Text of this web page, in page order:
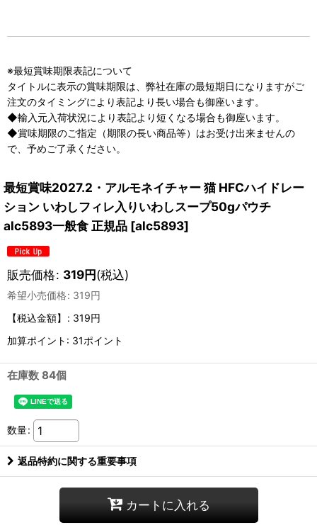
※最短賞味期限表記について
タイトルに表示の賞味期限は、弊社在庫の最短期日になりますがご
注文のタイミングにより表記より長い場合も御座います。
◆輸入元入荷状況により表記より短くなる場合も御座います。
◆賞味期限のご指定（期限の長い商品等）はお受け出来ませんの
で、予めご了承ください。
最短賞味2027.2・アルモネイチャー 猫 HFCハイドレー
ション いわしフィレ入りいわしスープ50gパウチ
alc5893一般食 正規品 [alc5893]
販売価格: 319円(税込)
希望小売価格: 319円
【税込金額】
: 319円
加算ポイント: 31ポイント
在庫数 84個
数量:
返品特約に関する重要事項
カートに入れる